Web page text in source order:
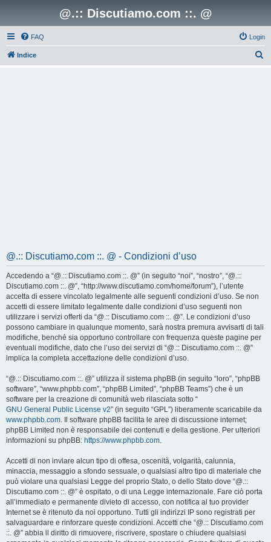
@.:: Discutiamo.com ::. @
FAQ Login
Indice
@.:: Discutiamo.com ::. @ - Condizioni d’uso
Accedendo a “@.:: Discutiamo.com ::. @” (in seguito “noi”, “nostro”, “@.::
Discutiamo.com ::. @”, “http://www.discutiamo.com/home/forum”), l’utente
accetta di essere vincolato legalmente alle seguenti condizioni d’uso. Se non
accetti di essere limitato legalmente dalle condizioni d’uso seguenti non
utilizzare i servizi offerti da “@.:: Discutiamo.com ::. @”. Le condizioni d’uso
possono cambiare in qualunque momento, sarà nostra premura avvisarti di tali
modifiche, benché sia opportuno controllare con frequenza queste pagine per
eventuali modifiche, dato che l’uso dei servizi di “@.:: Discutiamo.com ::. @”
implica la completa accettazione delle condizioni d’uso.
“@.:: Discutiamo.com ::. @” utilizza il sistema phpBB (in seguito “loro”, “phpBB
software”, “www.phpbb.com”, “phpBB Limited”, “phpBB Teams”) che è un
software per la creazione di comunità web rilasciata sotto “
GNU General Public License v2” (in seguito “GPL”) liberamente scaricabile da
www.phpbb.com. Il software phpBB facilita le aree di discussione internet;
phpBB Limited non è responsabile dei contenuti e della gestione. Per ulteriori
informazioni su phpBB: https://www.phpbb.com.
Accetti di non inviare alcun tipo di offesa, oscenità, volgarità, calunnia,
minaccia, messaggio a sfondo sessuale, o qualsiasi altro tipo di materiale che
può violare una qualsiasi Legge del proprio Stato, o dello Stato dove “@.::
Discutiamo.com ::. @” è ospitato, o di una Legge internazionale. Fare ciò porta
all’immediato e permanente divieto di accesso, con notifica al tuo provider
Internet se è ritenuto da noi opportuno. Tutti gli indirizzi IP sono registrati per
salvaguardare e rinforzare queste condizioni. Accetti che “@.:: Discutiamo.com
::. @” abbia il diritto di rimuovere, riscrivere, spostare o chiudere qualsiasi